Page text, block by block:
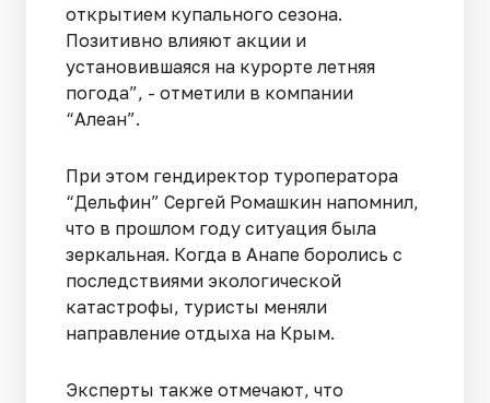
открытием купального сезона.
Позитивно влияют акции и
установившаяся на курорте летняя
погода”, - отметили в компании
“Алеан”.
При этом гендиректор туроператора
“Дельфин” Сергей Ромашкин напомнил,
что в прошлом году ситуация была
зеркальная. Когда в Анапе боролись с
последствиями экологической
катастрофы, туристы меняли
направление отдыха на Крым.
Эксперты также отмечают, что